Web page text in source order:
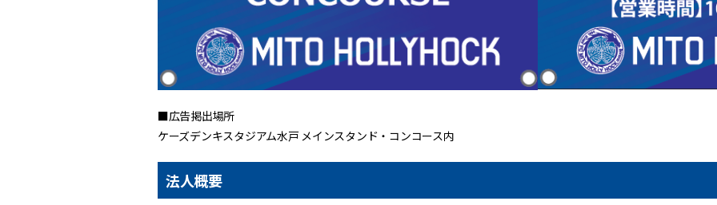
■広告掲出場所
ケーズデンキスタジアム水戸 メインスタンド・コンコース内
法人概要